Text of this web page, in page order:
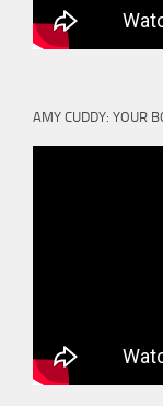
AMY CUDDY: YOUR